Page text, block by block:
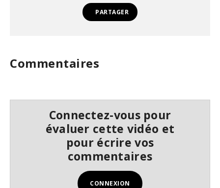
PARTAGER
Commentaires
Connectez-vous pour
évaluer cette vidéo et
pour écrire vos
commentaires
CONNEXION